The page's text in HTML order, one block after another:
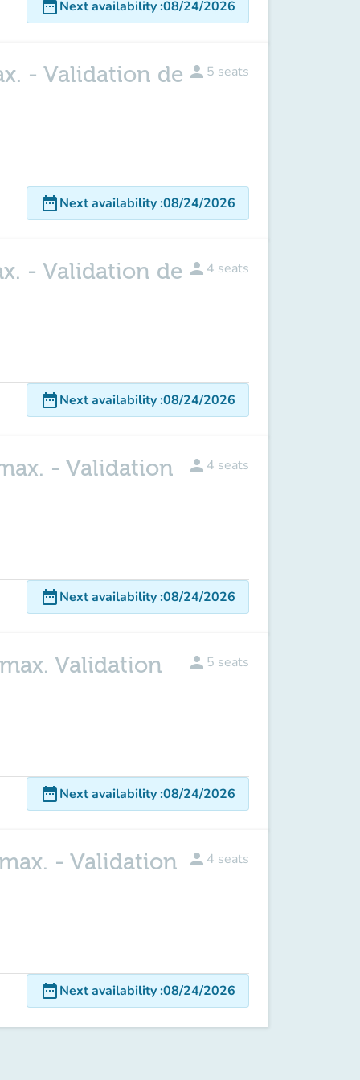
date_rangeNext availability:08/24/2026
- Validation de person 5 seats
date_rangeNext availability:08/24/2026
- Validation de person 4 seats
date_rangeNext availability:08/24/2026
- Validation
person 4 seats
date_rangeNext availability:08/24/2026
Validation
person 5 seats
date_rangeNext availability:08/24/2026
- Validation
person 4 seats
date_rangeNext availability:08/24/2026